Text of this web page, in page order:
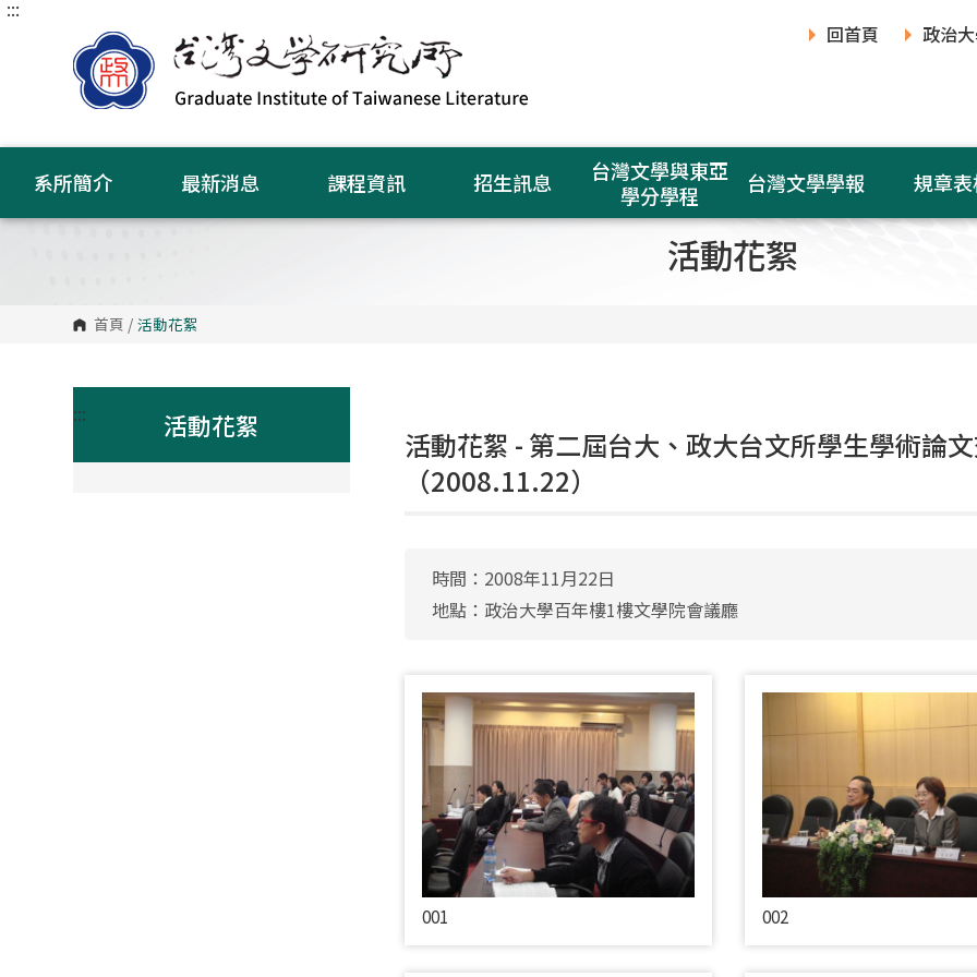
跳
:::
回首頁
政治
系所簡介 最新消息 課程資訊 招生訊息
台灣文學與東亞
學分學程
台灣文學學報 規章
活動花絮
首頁 / 活動花絮
活動花絮
:::
活動花絮 - 第二屆台大、政大台文所學生學術論
（2008.11.22）
時間：2008年11月22日
地點：政治大學百年樓1樓文學院會議廳
001 002